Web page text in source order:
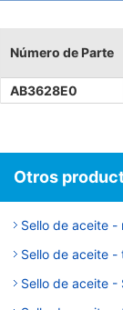
Número de Parte
AB3628E0
Otros
Sello de aceite -
Sello de aceite -
Sello de aceite -